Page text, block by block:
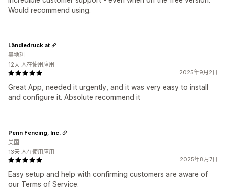
Would recommend using.
2025年9月2日
Great App, needed it urgently, and it was very easy to install
and configure it. Absolute recommend it
Ländledruck.at
奥地利
12天 人在使用应用
2025年8月7日
Easy setup and help with confirming customers are aware of
our Terms of Service.
Penn Fencing, Inc.
美国
13天 人在使用应用